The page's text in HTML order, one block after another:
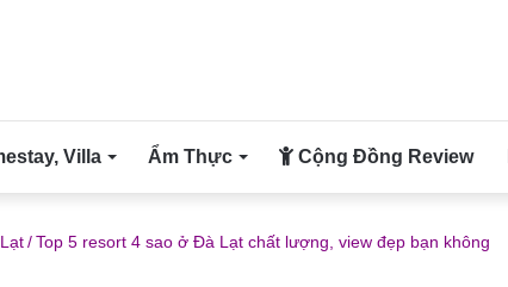
Villa Ẩm Thực Cộng Đồng Review
/Top 5 resort 4 sao ở Đà Lạt chất lượng, view đẹp bạn không